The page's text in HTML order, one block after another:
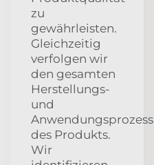
zu
gewährleisten.
Gleichzeitig
verfolgen wir
den gesamten
Herstellungs-
und
Anwendungsprozess
des Produkts.
Wir